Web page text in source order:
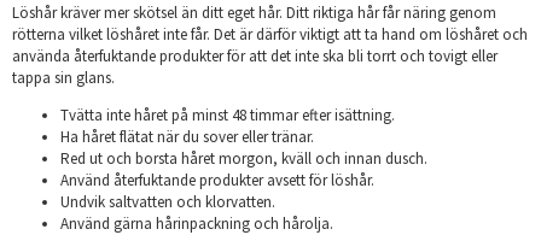
Löshår kräver mer skötsel än ditt eget hår. Ditt riktiga hår får näring genom
rötterna vilket löshåret inte får. Det är därför viktigt att ta hand om löshåret och
använda återfuktande produkter för att det inte ska bli torrt och tovigt eller
tappa sin glans.
Tvätta inte håret på minst 48 timmar efter isättning.
Ha håret flätat när du sover eller tränar.
Red ut och borsta håret morgon, kväll och innan dusch.
Använd återfuktande produkter avsett för löshår.
Undvik saltvatten och klorvatten.
Använd gärna hårinpackning och hårolja.